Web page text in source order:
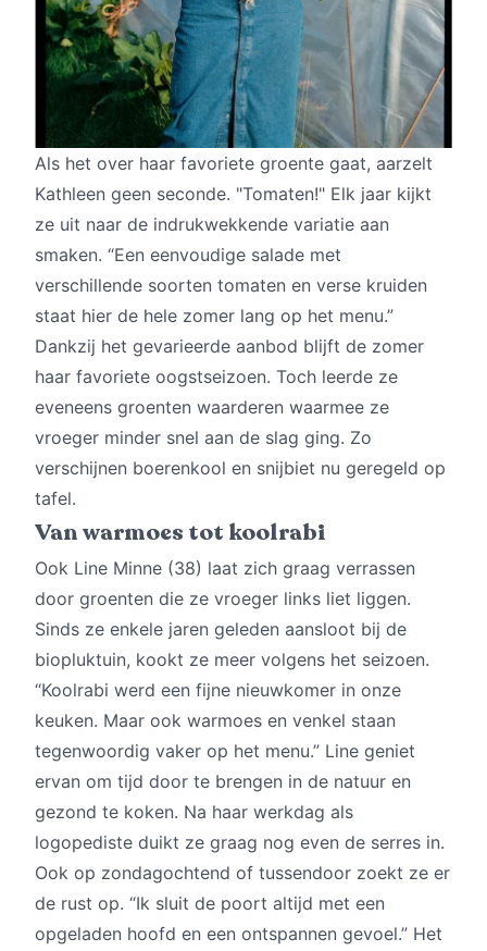
Als het over haar favoriete groente gaat, aarzelt
Kathleen geen seconde. "Tomaten!" Elk jaar kijkt
ze uit naar de indrukwekkende variatie aan
smaken. “Een eenvoudige salade met
verschillende soorten tomaten en verse kruiden
staat hier de hele zomer lang op het menu.”
Dankzij het gevarieerde aanbod blijft de zomer
haar favoriete oogstseizoen. Toch leerde ze
eveneens groenten waarderen waarmee ze
vroeger minder snel aan de slag ging. Zo
verschijnen boerenkool en snijbiet nu geregeld op
tafel.
Van warmoes tot koolrabi
Ook Line Minne (38) laat zich graag verrassen
door groenten die ze vroeger links liet liggen.
Sinds ze enkele jaren geleden aansloot bij de
biopluktuin, kookt ze meer volgens het seizoen.
“Koolrabi werd een fijne nieuwkomer in onze
keuken. Maar ook warmoes en venkel staan
tegenwoordig vaker op het menu.” Line geniet
ervan om tijd door te brengen in de natuur en
gezond te koken. Na haar werkdag als
logopediste duikt ze graag nog even de serres in.
Ook op zondagochtend of tussendoor zoekt ze er
de rust op. “Ik sluit de poort altijd met een
opgeladen hoofd en een ontspannen gevoel.” Het